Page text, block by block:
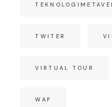
TWITER
VIRTUAL TOUR
WAF